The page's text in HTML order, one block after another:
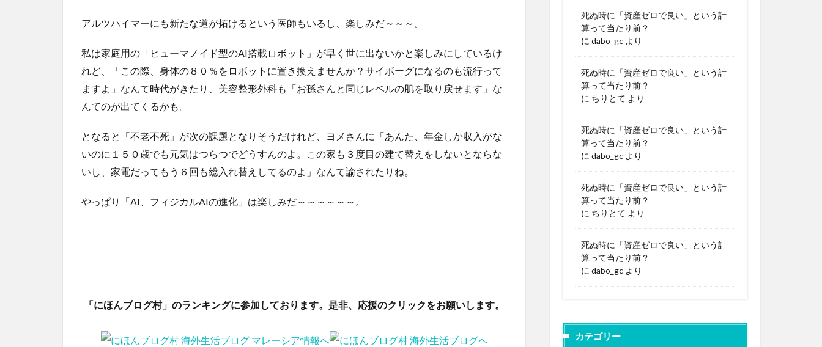
アルツハイマーにも新たな道が拓けるという医師もいるし、楽しみだ～～～。
私は家庭用の「ヒューマノイド型のAI搭載ロボット」が早く世に出ないかと楽しみにしているけ
れど、「この際、身体の８０％をロボットに置き換えませんか？サイボーグになるのも流行って
ますよ」なんて時代がきたり、美容整形外科も「お孫さんと同じレベルの肌を取り戻せます」な
んてのが出てくるかも。
となると「不老不死」が次の課題となりそうだけれど、ヨメさんに「あんた、年金しか収入がな
いのに１５０歳でも元気はつらつでどうすんのよ。この家も３度目の建て替えをしないとならな
いし、家電だってもう６回も総入れ替えしてるのよ」なんて諭されたりね。
やっぱり「AI、フィジカルAIの進化」は楽しみだ～～～～～～。
「にほんブログ村」のランキングに参加しております。是非、応援のクリックをお願いします。
死ぬ時に「資産ゼロで良い」という計
算って当たり前？
に dabo_gc より
死ぬ時に「資産ゼロで良い」という計
算って当たり前？
に ちりとて より
死ぬ時に「資産ゼロで良い」という計
算って当たり前？
に dabo_gc より
死ぬ時に「資産ゼロで良い」という計
算って当たり前？
に ちりとて より
死ぬ時に「資産ゼロで良い」という計
算って当たり前？
に dabo_gc より
カテゴリー